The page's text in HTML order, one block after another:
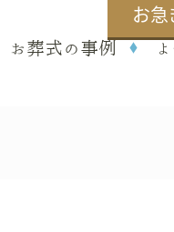
お急
お葬式の事例